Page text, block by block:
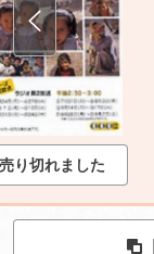
売り切れました